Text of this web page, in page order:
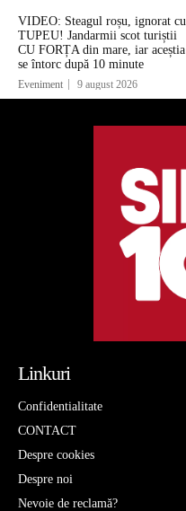
VIDEO: Steagul roșu, ignorat cu
TUPEU! Jandarmii scot turiștii
CU FORȚA din mare, iar aceștia
se întorc după 10 minute
Eveniment 9 august 2026
Linkuri
Confidentialitate
CONTACT
Despre cookies
Despre noi
Nevoie de reclamă?